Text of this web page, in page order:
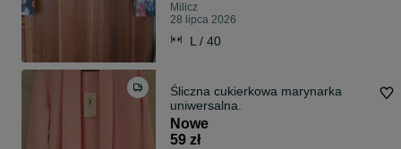
Milicz
28 lipca 2026
L / 40
Śliczna cukierkowa marynarka
uniwersalna.
Nowe
59 zł